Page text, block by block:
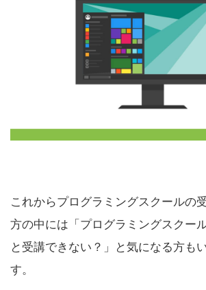
これからプログラミングスクールの
方の中には「プログラミングスクー
と受講できない？」と気になる方も
す。